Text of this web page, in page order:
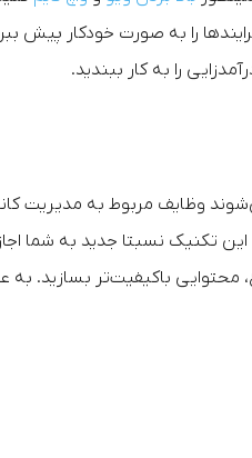
را به صورت خودکار پیش
را به کار ببندید.
وظایف مربوط به مدیریت
تکنیک نسبتا جدید به شما
باکیفیت‌تر بسازید. به